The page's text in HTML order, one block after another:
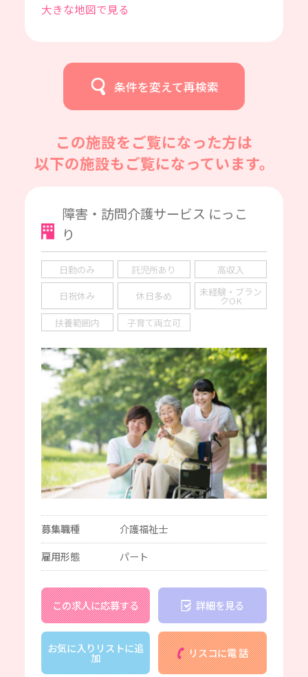
大きな地図で見る
条件を変えて再検索
この施設をご覧になった方は
以下の施設もご覧になっています。
障害・訪問介護サービス にっこ
り
日勤のみ 託児所あり 高収入
日祝休み 休日多め 未経験・ブラン
クOK
扶養範囲内
子育て両立可
募集職種
介護福祉士
雇用形態
パート
この求人に応募する 詳細を見る
お気に入りリストに追
加 リスコに電 話